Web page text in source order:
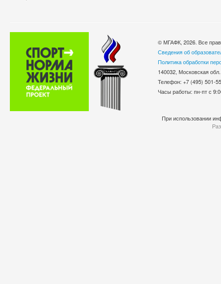
© МГАФК, 2026. Все
Сведения об
Политика обработки
140032, Московская
Телефон: +7 (495)
Часы работы: пн-пт с
При использовании